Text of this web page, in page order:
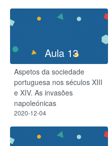
Aula 13
Aspetos da sociedade
portuguesa nos séculos XIII
e XIV. As invasões
napoleónicas
2020-12-04